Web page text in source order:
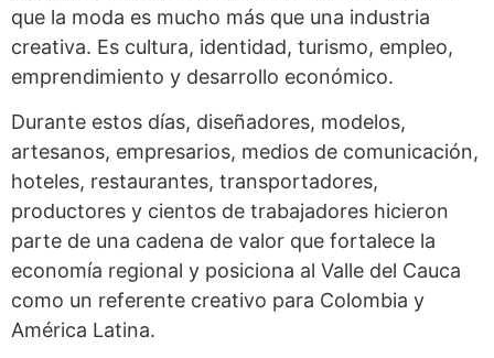
que la moda es mucho más que una industria
creativa. Es cultura, identidad, turismo, empleo,
emprendimiento y desarrollo económico.
Durante estos días, diseñadores, modelos,
artesanos, empresarios, medios de comunicación,
hoteles, restaurantes, transportadores,
productores y cientos de trabajadores hicieron
parte de una cadena de valor que fortalece la
economía regional y posiciona al Valle del Cauca
como un referente creativo para Colombia y
América Latina.